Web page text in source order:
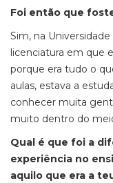
Foi então que
Sim, na
licenciatura em que
porque era tudo o
aulas, estava a
conhecer muita
muito dentro do
Qual é que foi a
experiência no
aquilo que era a